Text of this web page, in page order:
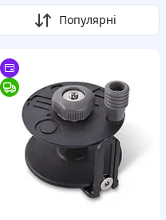
Популярні